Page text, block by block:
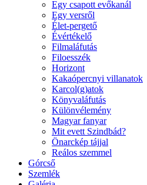
Egy csapott evőkanál
Egy versről
Élet-pergető
Évértékelő
Filmaláfutás
Filoesszék
Horizont
Kakaópercnyi villanatok
Karcol(g)atok
Könyvaláfutás
Különvélemény
Magyar fanyar
Mit evett Szindbád?
Önarckép tájjal
Reálos szemmel
Górcső
Szemlék